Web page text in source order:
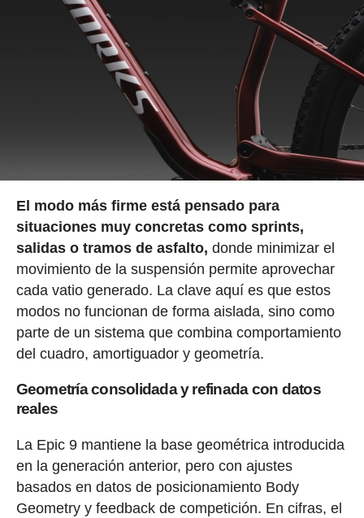
El modo más firme está pensado para
situaciones muy concretas como sprints,
salidas o tramos de asfalto, donde minimizar el
movimiento de la suspensión permite aprovechar
cada vatio generado. La clave aquí es que estos
modos no funcionan de forma aislada, sino como
parte de un sistema que combina comportamiento
del cuadro, amortiguador y geometría.
Geometría consolidada y refinada con datos
reales
La Epic 9 mantiene la base geométrica introducida
en la generación anterior, pero con ajustes
basados en datos de posicionamiento Body
Geometry y feedback de competición. En cifras, el